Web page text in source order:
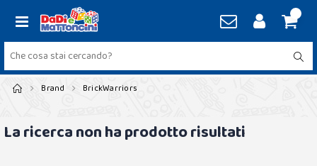
Brand BrickWarriors
La ricerca non ha prodotto risultati